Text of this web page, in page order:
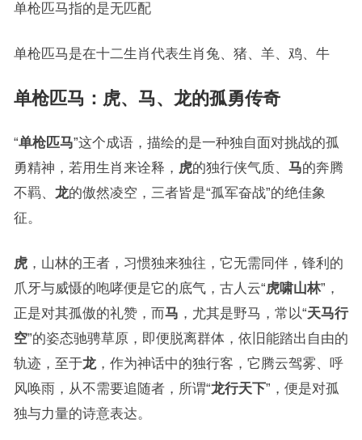
单枪匹马指的是无匹配
单枪匹马是在十二生肖代表生肖兔、猪、羊、鸡、牛
单枪匹马 ： 虎、 马、 龙的孤勇传奇
“单枪匹马”这个成语，描绘的是一种独自面对挑战的孤
勇精神，若用生肖来诠释， 虎的独行侠气质、 马的奔腾
不羁、 龙的傲然凌空，三者皆是“孤军奋战”的绝佳象
征。
虎，山林的王者，习惯独来独往，它无需同伴，锋利的
爪牙与威慑的咆哮便是它的底气，古人云“虎啸山林”，
正是对其孤傲的礼赞，而马 ，尤其是野马，常以“天马行
空”的姿态驰骋草原，即便脱离群体，依旧能踏出自由的
轨迹，至于龙，作为神话中的独行客，它腾云驾雾、呼
风唤雨，从不需要追随者，所谓“龙行天下”，便是对孤
独与力量的诗意表达。